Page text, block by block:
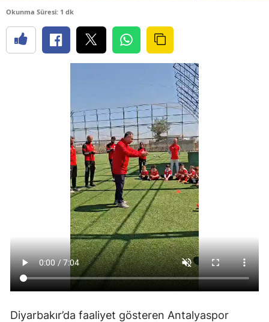
Okunma Süresi: 1 dk
Diyarbakır’da faaliyet gösteren Antalyaspor